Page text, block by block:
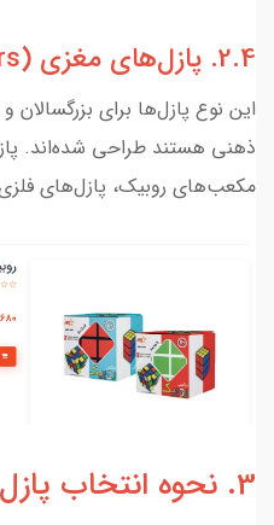
2.4. پازل‌های مغزی (Brain Teasers)
این نوع پازل‌ها برای
ذهنی هستند طراحی شده‌اند.
مکعب‌های روبیک، پازل‌های
3. نحوه انتخاب پازل مناسب